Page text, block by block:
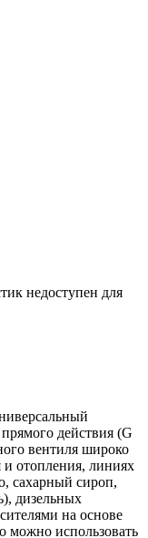
недоступен для
действия (G
вентиля широко
и отопления, линиях
сахарный сироп,
дизельных
на основе
можно использовать